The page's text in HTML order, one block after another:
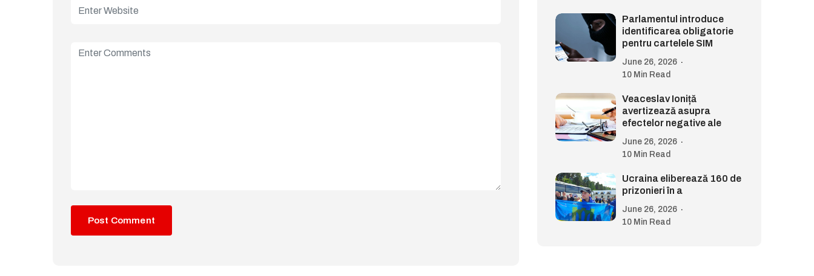
Parlamentul introduce
identificarea obligatorie
pentru cartelele SIM
June 26, 2026
10 Min Read
Veaceslav Ioniță
avertizează asupra
efectelor negative ale
June 26, 2026
10 Min Read
Ucraina eliberează 160 de
prizonieri în a
June 26, 2026
10 Min Read